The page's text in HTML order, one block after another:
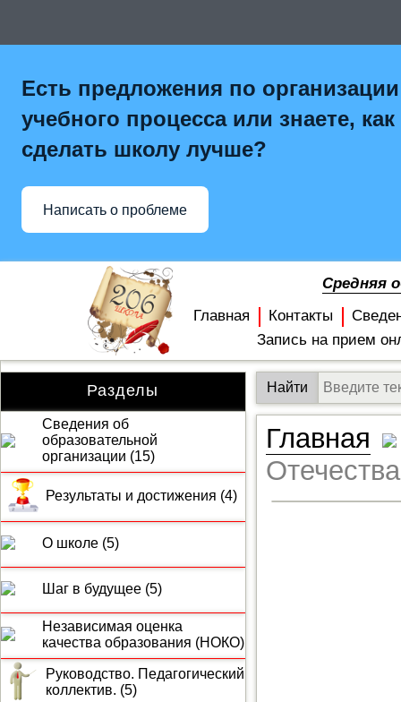
Есть предложения по организации
учебного процесса или знаете, как
сделать школу лучше?
Написать о проблеме
Средняя
Главная
Контакты
Запись на прием
Разделы
Сведения об
образовательной
организации (15)
Результаты и достижения (4)
О школе (5)
Шаг в будущее (5)
Независимая оценка
качества образования (НОКО)
Руководство. Педагогический
коллектив. (5)
Главная